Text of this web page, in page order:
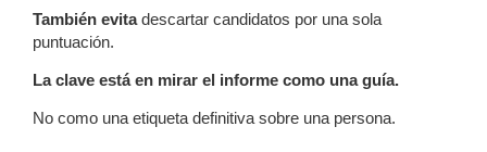
También evitadescartar candidatos por una sola
puntuación.
La clave está en mirar el informe como una guía.
No como una etiqueta definitiva sobre una persona.